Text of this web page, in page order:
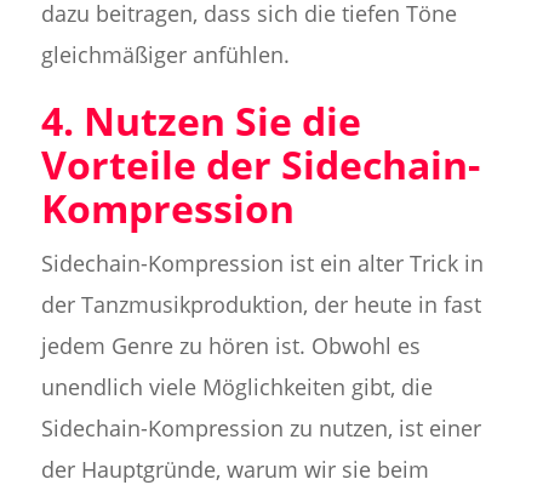
dazu beitragen, dass sich die tiefen Töne
gleichmäßiger anfühlen.
4. Nutzen Sie die
Vorteile der Sidechain-
Kompression
Sidechain-Kompression ist ein alter Trick in
der Tanzmusikproduktion, der heute in fast
jedem Genre zu hören ist. Obwohl es
unendlich viele Möglichkeiten gibt, die
Sidechain-Kompression zu nutzen, ist einer
der Hauptgründe, warum wir sie beim